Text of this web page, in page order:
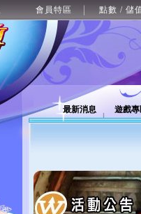
會員特區 點數 / 儲
最新消息 遊戲